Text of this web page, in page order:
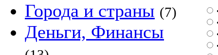
Города и страны (7)
Деньги, Финансы